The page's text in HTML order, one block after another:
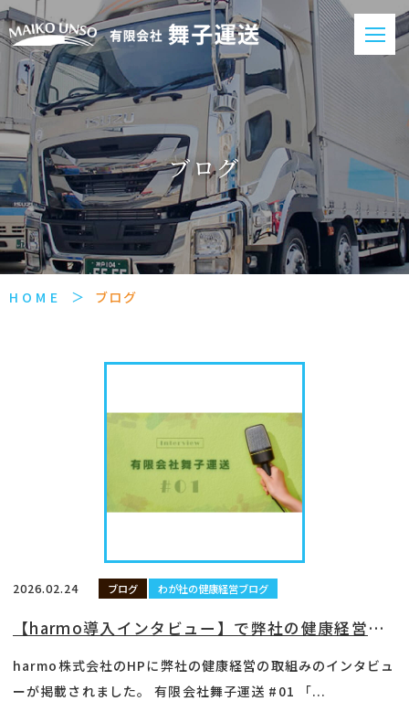
ブログ
HOME ブログ
2026.02.24 ブログ わが社の健康経営ブログ
【harmo導入インタビュー】で弊社の健康経営の取組みが紹介されました
harmo株式会社のHPに弊社の健康経営の取組みのインタビュ
ーが掲載されました。 有限会社舞子運送 #01 「...